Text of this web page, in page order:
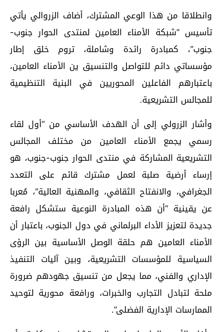
وانطلاقا من هذا الوعي المشترك، أضاف الزروالي يأتي
تأسيس “شبكة الأمناء العامين لمنتدى الحوار جنوب-
جنوب”، كمبادرة رائدة وشاملة، تروم خلق إطار
مؤسساتي دائم للتواصل والتنسيق ين الأمناء العامين،
باعتبارهم الفاعلين المحوريين في البنية التنظيمية
للمجالس التشريعية.
وأشار الزرولي إلى أن الهدف الأساسي من “أول لقاء
رسمي يجمع الأمناء العامين من مختلف المجالس
التشريعية المشاركة في منتدى الحوار جنوب-جنوب، هو
إرساء أرضية صلبة لعمل مشترك قائم على التعدد
الجغرافي، والانفتاح الثقافي، والمهنية العالية”، مُعربا
عن يقينية “أن هذه المبادرة النوعية ستشكل رافعة
جديدة لتعزيز الأداء البرلماني في دول الجنوب، باعتبار أن
الأمناء العامين هم حلقة الوصل الأساسية بين الرؤى
السياسية للمؤسسات التشريعية، وبين آليات التنفيذ
الإداري والفني، مما يجعل من تنسيق جهودهم ضرورة
ملحة لتبادل التجارب والخبرات، ورافعة محورية لتوحيد
الممارسات الإدارية الفضلى”.